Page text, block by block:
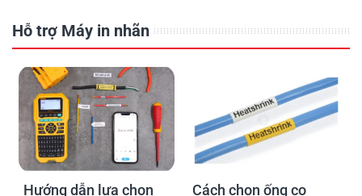
Hỗ trợ Máy in nhãn
Hướng dẫn lựa chọn
Cách chọn ống co